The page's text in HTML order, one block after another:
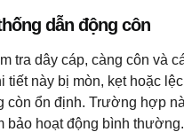
dẫn động côn
tra dây cáp, càng côn và
tiết này bị mòn, kẹt hoặc
còn ổn định. Trường hợp
bảo hoạt động bình thường.